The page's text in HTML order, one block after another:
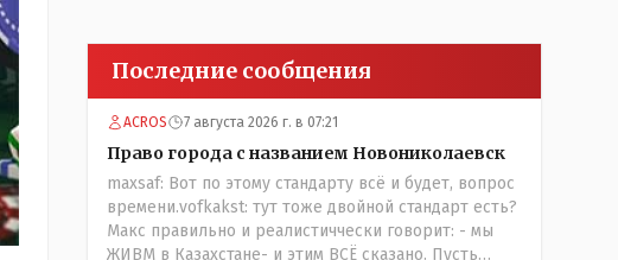
Последние сообщения
ACROS 7 августа 2026 г. в 07:21
Право города с названием Новониколаевск
maxsaf: Вот по этому стандарту всё и будет, вопрос
времени.vofkakst: тут тоже двойной стандарт есть?
Макс правильно и реалистиччески говорит: - мы
ЖИВМ в Казахстане- и этим ВСЁ сказано. Пусть